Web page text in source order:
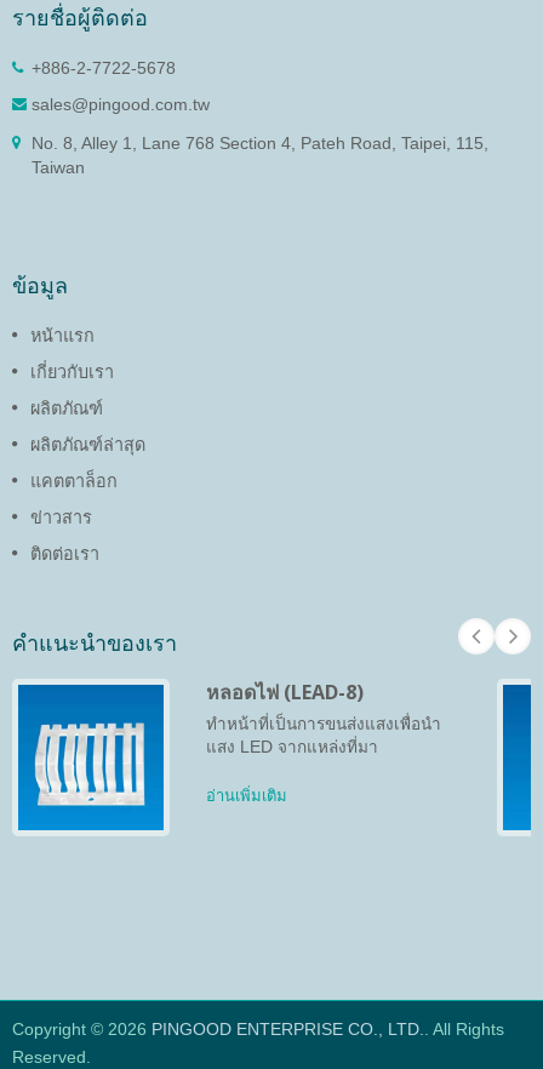
รายชื่อผู้ติดต่อ
+886-2-7722-5678
sales@pingood.com.tw
No. 8, Alley 1, Lane 768 Section 4, Pateh Road, Taipei, 115,
Taiwan
ข้อมูล
หน้าแรก
เกี่ยวกับเรา
ผลิตภัณฑ์
ผลิตภัณฑ์ล่าสุด
แคตตาล็อก
ข่าวสาร
ติดต่อเรา
คำแนะนำของเรา
หลอดไฟ (LEAD-8)
ทำหน้าที่เป็นการขนส่งแสงเพื่อนำ
แสง LED จากแหล่งที่มา
อ่านเพิ่มเติม
Copyright © 2026 PINGOOD ENTERPRISE CO., LTD.
. All Rights
Reserved.